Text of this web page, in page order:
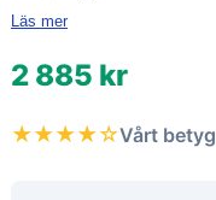
Läs mer
2 885 kr
★★★★☆Vårt